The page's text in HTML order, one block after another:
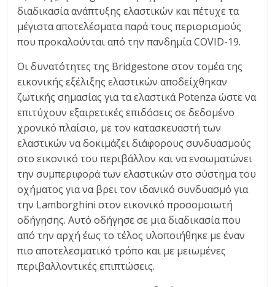
διαδικασία ανάπτυξης ελαστικών και πέτυχε τα
μέγιστα αποτελέσματα παρά τους περιορισμούς
που προκαλούνται από την πανδημία COVID-19.
Οι δυνατότητες της Bridgestone στον τομέα της
εικονικής εξέλιξης ελαστικών αποδείχθηκαν
ζωτικής σημασίας για τα ελαστικά Potenza ώστε να
επιτύχουν εξαιρετικές επιδόσεις σε δεδομένο
χρονικό πλαίσιο, με τον κατασκευαστή των
ελαστικών να δοκιμάζει διάφορους συνδυασμούς
στο εικονικό του περιβάλλον και να ενσωματώνει
την συμπεριφορά των ελαστικών στο σύστημα του
οχήματος για να βρει τον ιδανικό συνδυασμό για
την Lamborghini στον εικονικό προσομοιωτή
οδήγησης. Αυτό οδήγησε σε μια διαδικασία που
από την αρχή έως το τέλος υλοποιήθηκε με έναν
πιο αποτελεσματικό τρόπο και με μειωμένες
περιβαλλοντικές επιπτώσεις.